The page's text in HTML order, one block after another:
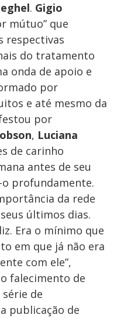
. Gigio
mútuo” que
respectivas
do tratamento
onda de apoio e
por
e até mesmo da
por
, Luciana
de carinho
antes de seu
profundamente.
da rede
últimos dias.
Era o mínimo que
em que já não era
com ele”,
falecimento de
de
publicação de